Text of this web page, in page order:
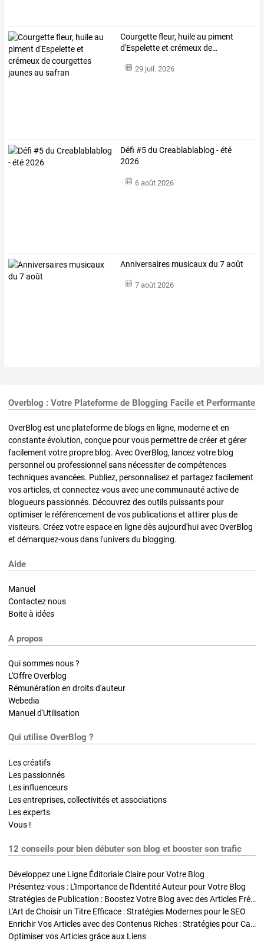
Courgettefleur, huileau piment
d'Espeletteet crémeuxde…
29 juil. 2026
Défi #5 du Creablablablog - été
2026
6 août 2026
Anniversaires musicaux du 7 août
7 août 2026
Overblog : Votre Plateforme de Blogging Facile et Performante
OverBlog est une plateforme de blogs en ligne, moderne et en
constante évolution, conçue pour vous permettre de créer et gérer
facilement votre propre blog. Avec OverBlog, lancez votre blog
personnel ou professionnel sans nécessiter de compétences
techniques avancées. Publiez, personnalisez et partagez facilement
vos articles, et connectez-vous avec une communauté active de
blogueurs passionnés. Découvrez des outils puissants pour
optimiser le référencement de vos publications et attirer plus de
visiteurs. Créez votre espace en ligne dès aujourd'hui avec OverBlog
et démarquez-vous dans l'univers du blogging.
Aide
Manuel
Contactez nous
Boite à idées
A propos
Qui sommes nous ?
L'Offre Overblog
Rémunération en droits d'auteur
Webedia
Manuel d'Utilisation
Qui utilise OverBlog ?
Les créatifs
Les passionnés
Les influenceurs
Les entreprises, collectivités et associations
Les experts
Vous !
12 conseils pour bien débuter son blog et booster son trafic
Développez une Ligne Éditoriale Claire pour Votre Blog
Présentez-vous : L'Importance de l'Identité Auteur pour Votre Blog
Stratégies de Publication : Boostez Votre Blog avec des Articles Fréquents et Exclusifs
L'Art de Choisir un Titre Efficace : Stratégies Modernes pour le SEO
Enrichir Vos Articles avec des Contenus Riches : Stratégies pour Captiver et Optimiser
Optimiser vos Articles grâce aux Liens